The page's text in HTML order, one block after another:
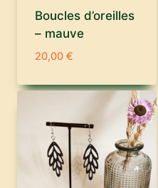
Boucles d’oreilles
– mauve
20,00 €